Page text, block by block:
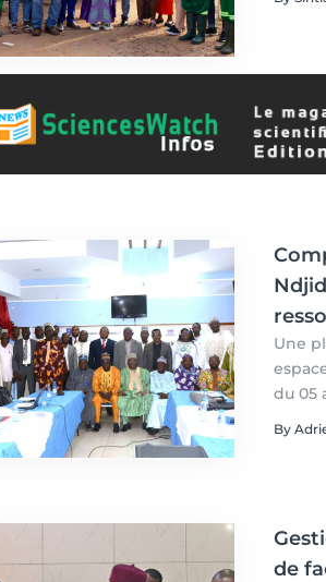
Par
Une
du 05 au 07
et le
By
de